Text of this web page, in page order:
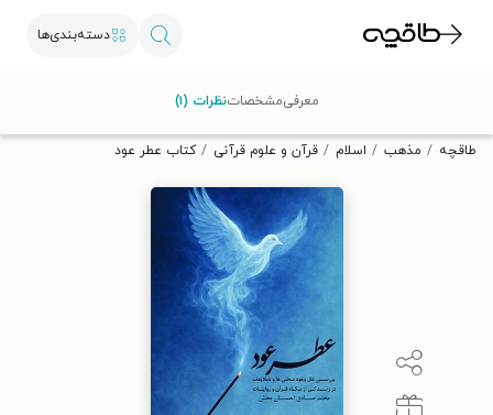
دسته‌بندی‌ها
تخفیف از طاقچه دریافت کن.
طاقچه مذهب اسلام قرآن و علوم قرآنی کتاب عطر عود
معرفیمشخصاتنظرات (۱)